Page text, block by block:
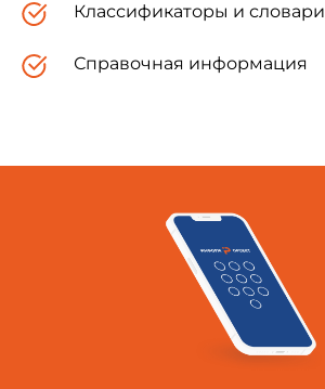
Классификаторы и словари
Справочная информация